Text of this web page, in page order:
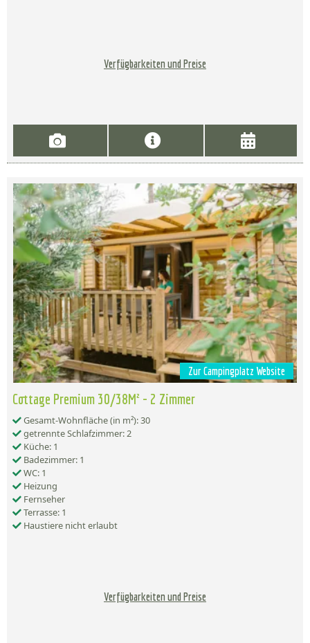
Verfügbarkeiten und Preise
Zur Campingplatz Website
Cottage Premium 30/38M² - 2 Zimmer
Gesamt-Wohnfläche (in m²): 30
getrennte Schlafzimmer: 2
Küche: 1
Badezimmer: 1
WC: 1
Heizung
Fernseher
Terrasse: 1
Haustiere nicht erlaubt
Verfügbarkeiten und Preise